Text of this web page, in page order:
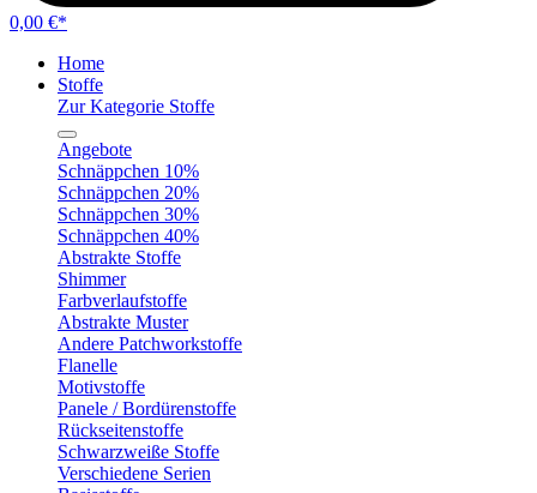
0,00 €*
Home
Stoffe
Zur Kategorie Stoffe
Angebote
Schnäppchen 10%
Schnäppchen 20%
Schnäppchen 30%
Schnäppchen 40%
Abstrakte Stoffe
Shimmer
Farbverlaufstoffe
Abstrakte Muster
Andere Patchworkstoffe
Flanelle
Motivstoffe
Panele / Bordürenstoffe
Rückseitenstoffe
Schwarzweiße Stoffe
Verschiedene Serien